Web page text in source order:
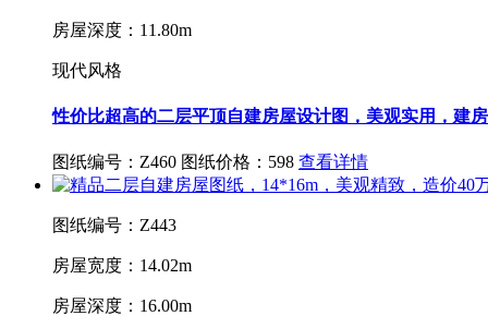
房屋深度：11.80m
现代风格
性价比超高的二层平顶自建房屋设计图，美观实用，建
图纸编号：Z460 图纸价格：598 查看详情
图纸编号：Z443
房屋宽度：14.02m
房屋深度：16.00m